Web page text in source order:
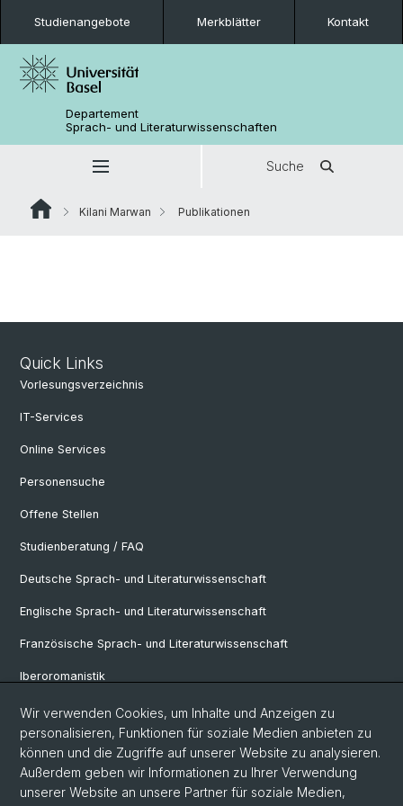
Studienangebote Merkblätter Kontakt
Departement
Sprach- und Literaturwissenschaften
Suche
Kilani Marwan Publikationen
Quick Links
Vorlesungsverzeichnis
IT-Services
Online Services
Personensuche
Offene Stellen
Studienberatung / FAQ
Deutsche Sprach- und Literaturwissenschaft
Englische Sprach- und Literaturwissenschaft
Französische Sprach- und Literaturwissenschaft
Iberoromanistik
Italianistik
Nordistik
Osteuropa-Studien
Wir verwenden Cookies, um Inhalte und Anzeigen zu
personalisieren, Funktionen für soziale Medien anbieten zu
können und die Zugriffe auf unserer Website zu analysieren.
Außerdem geben wir Informationen zu Ihrer Verwendung
unserer Website an unsere Partner für soziale Medien,